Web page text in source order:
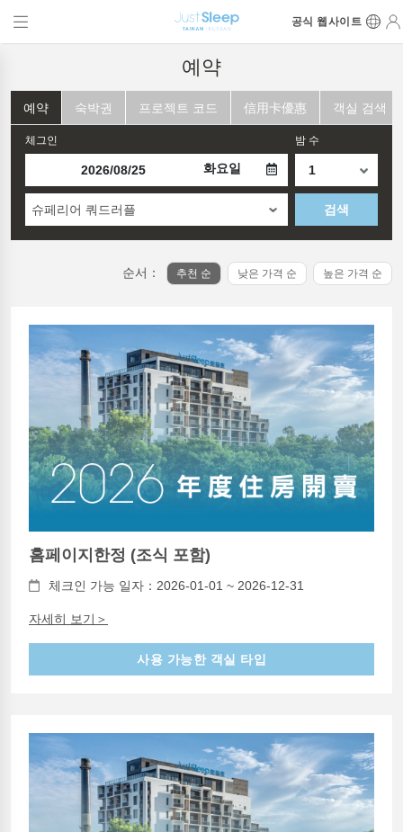
공식 웹사이트
예약
예약 숙박권 프로젝트 코드 信用卡優惠 객실 검색
체그인
화요일
밤 수
슈페리어 쿼드러플 검색
순서： 추천 순 낮은 가격 순 높은 가격 순
홈페이지한정 (조식 포함)
체크인 가능 일자：2026-01-01 ~ 2026-12-31
자세히 보기＞
사용 가능한 객실 타입